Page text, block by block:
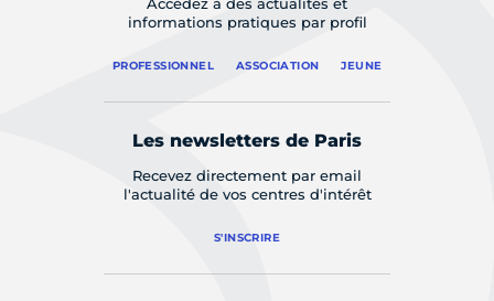
informations pratiques par profil
PROFESSIONNEL ASSOCIATION JEUNE
Les newsletters de Paris
Recevez directement par email
l'actualité de vos centres d'intérêt
S'INSCRIRE